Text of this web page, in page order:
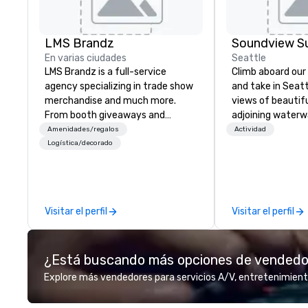
LMS Brandz
En varias ciudades
LMS Brandz is a full-service
agency specializing in trade show
merchandise and much more.
From booth giveaways and
branded apparel to executive
gifting, displays, banners, signage,
choose from, our 20+ years of
industry experience and
commitment to exceptional
customer service set us apart. We
deliver smart, reliable solutions
experience seamless from start
Amenidades/regalos
Logística/decorado
Visitar el perfil
Soundview
Seattle
Climb aboard
and take in
views of
adjoining
the best seat in
offers comfort
comfortable
area, a fly bridge
second floor
entertaining
incredible views
awesome
Actividad
Visitar el perfil
¿Está buscando más opciones de
Explore más vendedores para servicios A/V,